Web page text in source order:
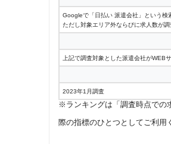
Googleで「日払い 派遣会社」という検
ただし対象エリア外ならびに求人数が
上記で調査対象とした派遣会社がWEB
2023年1月調査
※ランキングは「調査時点での
際の指標のひとつとしてご利用